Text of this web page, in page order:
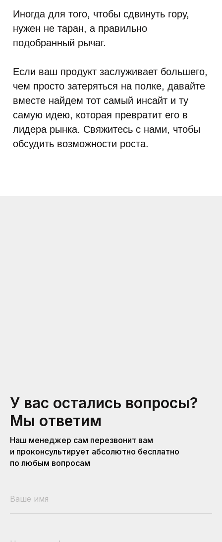
Иногда для того, чтобы сдвинуть гору,
нужен не таран, а правильно
подобранный рычаг.
Если ваш продукт заслуживает большего,
чем просто затеряться на полке, давайте
вместе найдем тот самый инсайт и ту
самую идею, которая превратит его в
лидера рынка. Свяжитесь с нами, чтобы
обсудить возможности роста.
У вас остались вопросы?
Мы ответим
Наш менеджер сам перезвонит вам
и проконсультирует абсолютно бесплатно
по любым вопросам